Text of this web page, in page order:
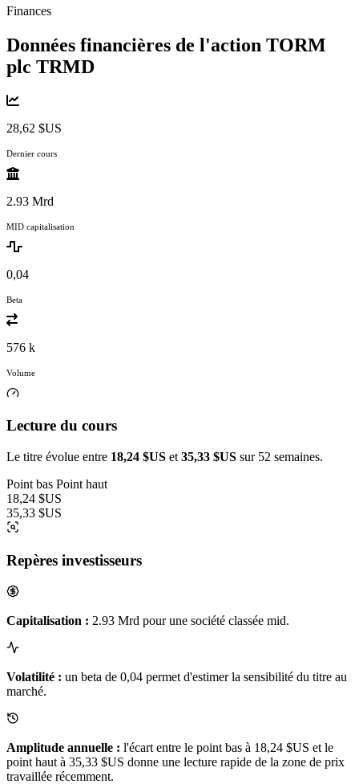
Finances
Données financières de l'action TORM
plc TRMD
28,62 $US
Dernier cours
2.93 Mrd
MID capitalisation
0,04
Beta
576 k
Volume
Lecture du cours
Le titre évolue entre 18,24 $US et 35,33 $US sur 52 semaines.
Point bas Point haut
18,24 $US
35,33 $US
Repères investisseurs
Capitalisation : 2.93 Mrd pour une société classée mid.
Volatilité : un beta de 0,04 permet d'estimer la sensibilité du titre au
marché.
Amplitude annuelle : l'écart entre le point bas à 18,24 $US et le
point haut à 35,33 $US donne une lecture rapide de la zone de prix
travaillée récemment.